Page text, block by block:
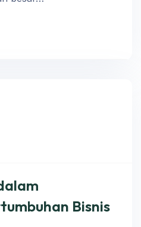
Bisnis